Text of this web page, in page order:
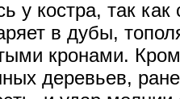
у костра, так
в дубы,
кронами.
деревьев,